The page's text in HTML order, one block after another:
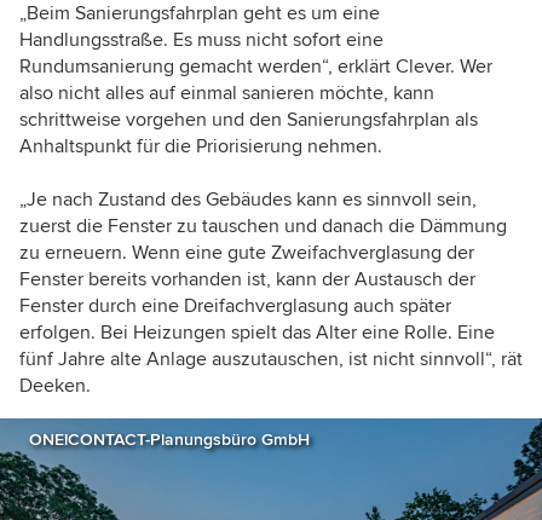
„Beim Sanierungsfahrplan geht es um eine
Handlungsstraße. Es muss nicht sofort eine
Rundumsanierung gemacht werden“, erklärt Clever. Wer
also nicht alles auf einmal sanieren möchte, kann
schrittweise vorgehen und den Sanierungsfahrplan als
Anhaltspunkt für die Priorisierung nehmen.
„Je nach Zustand des Gebäudes kann es sinnvoll sein,
zuerst die Fenster zu tauschen und danach die Dämmung
zu erneuern. Wenn eine gute Zweifachverglasung der
Fenster bereits vorhanden ist, kann der Austausch der
Fenster durch eine Dreifachverglasung auch später
erfolgen. Bei Heizungen spielt das Alter eine Rolle. Eine
fünf Jahre alte Anlage auszutauschen, ist nicht sinnvoll“, rät
Deeken.
ONE!CONTACT-Planungsbüro GmbH